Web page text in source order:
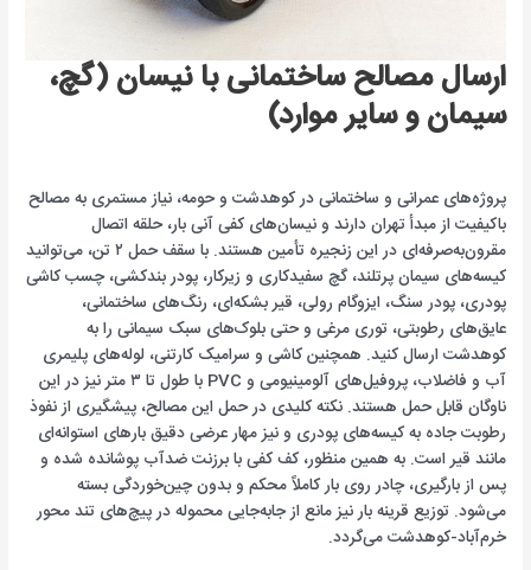
ارسال مصالح ساختمانی با نیسان (گچ،
سیمان و سایر موارد)
پروژه‌های عمرانی و ساختمانی در کوهدشت و حومه، نیاز مستمری به مصالح
باکیفیت از مبدأ تهران دارند و نیسان‌های کفی آنی بار، حلقه اتصال
مقرون‌به‌صرفه‌ای در این زنجیره تأمین هستند. با سقف حمل ۲ تن، می‌توانید
کیسه‌های سیمان پرتلند، گچ سفیدکاری و زیرکار، پودر بندکشی، چسب کاشی
پودری، پودر سنگ، ایزوگام رولی، قیر بشکه‌ای، رنگ‌های ساختمانی،
عایق‌های رطوبتی، توری مرغی و حتی بلوک‌های سبک سیمانی را به
کوهدشت ارسال کنید. همچنین کاشی و سرامیک کارتنی، لوله‌های پلیمری
آب و فاضلاب، پروفیل‌های آلومینیومی و PVC با طول تا ۳ متر نیز در این
ناوگان قابل حمل هستند. نکته کلیدی در حمل این مصالح، پیشگیری از نفوذ
رطوبت جاده به کیسه‌های پودری و نیز مهار عرضی دقیق بارهای استوانه‌ای
مانند قیر است. به همین منظور، کف کفی با برزنت ضدآب پوشانده شده و
پس از بارگیری، چادر روی بار کاملاً محکم و بدون چین‌خوردگی بسته
می‌شود. توزیع قرینه بار نیز مانع از جابه‌جایی محموله در پیچ‌های تند محور
خرم‌آباد-کوهدشت می‌گردد.